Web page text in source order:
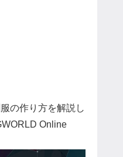
の作り方を解説し
Online